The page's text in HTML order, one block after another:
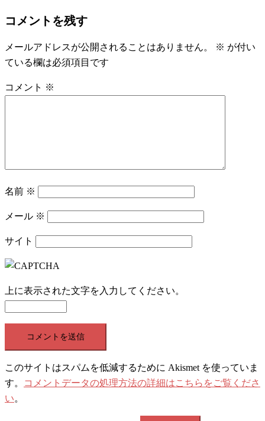
コメントを残す
メールアドレスが公開されることはありません。 ※ が付い
ている欄は必須項目です
コメント ※
名前 ※
メール ※
サイト
上に表示された文字を入力してください。
このサイトはスパムを低減するために Akismet を使っていま
す。
コメントデータの処理方法の詳細はこちらをご覧くださ
い。